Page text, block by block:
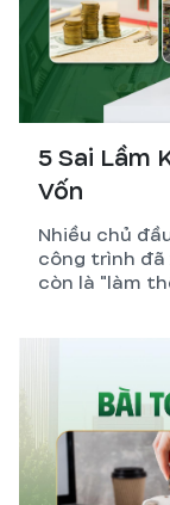
5 Sai Lầm
Vốn
Nhiều chủ
công trình đã
còn là "làm